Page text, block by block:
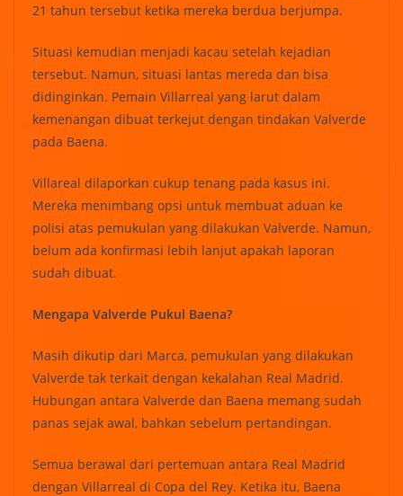
21 tahun tersebut ketika mereka berdua berjumpa.
Situasi kemudian menjadi kacau setelah kejadian
tersebut. Namun, situasi lantas mereda dan bisa
didinginkan. Pemain Villarreal yang larut dalam
kemenangan dibuat terkejut dengan tindakan Valverde
pada Baena.
Villareal dilaporkan cukup tenang pada kasus ini.
Mereka menimbang opsi untuk membuat aduan ke
polisi atas pemukulan yang dilakukan Valverde. Namun,
belum ada konfirmasi lebih lanjut apakah laporan
sudah dibuat.
Mengapa Valverde Pukul Baena?
Masih dikutip dari Marca, pemukulan yang dilakukan
Valverde tak terkait dengan kekalahan Real Madrid.
Hubungan antara Valverde dan Baena memang sudah
panas sejak awal, bahkan sebelum pertandingan.
Semua berawal dari pertemuan antara Real Madrid
dengan Villarreal di Copa del Rey. Ketika itu, Baena